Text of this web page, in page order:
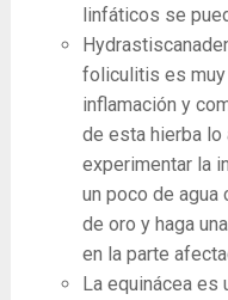
linfáticos se
foliculitis es
inflamación y
de esta hierba
experimentar la
un poco de
de oro y haga
en la parte
La equinácea es